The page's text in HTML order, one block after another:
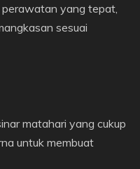
yang tepat,
sesuai
matahari yang cukup
untuk membuat